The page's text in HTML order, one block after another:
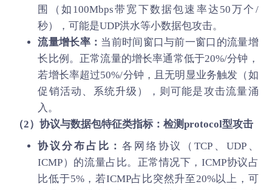
围（如100Mbps带宽下数据包速率达50万个/
秒），可能是UDP洪水等小数据包攻击。
流量增长率： 当前时间窗口与前一窗口的流量增
长比例。正常流量的增长率通常低于20%/分钟，
若增长率超过50%/分钟，且无明显业务触发（如
促销活动、系统升级），则可能是攻击流量涌
入。
（2）协议与数据包特征类指标：检测protocol型攻击
协议分布占比：各网络协议（TCP、UDP、
ICMP）的流量占比。正常情况下，ICMP协议占
比低于5%，若ICMP占比突然升至20%以上，可